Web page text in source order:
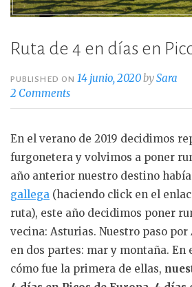
Ruta de 4 en días en
PUBLISHED ON 14 junio, 2020bySara
2 Comments
En el verano de 2019 decidimos
furgonetera y volvimos a poner
año anterior nuestro destino
gallega (haciendo click en el
ruta), este año decidimos poner
vecina: Asturias. Nuestro paso
en dos partes: mar y montaña. En
cómo fue la primera de ellas,